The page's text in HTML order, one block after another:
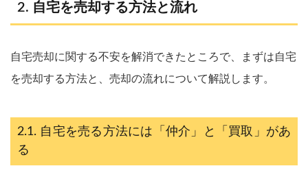
自宅を売却する方法と流れ
自宅売却に関する不安を解消できたところで、まずは自宅
を売却する方法と、売却の流れについて解説します。
自宅を売る方法には「仲介」と「買取」があ
る